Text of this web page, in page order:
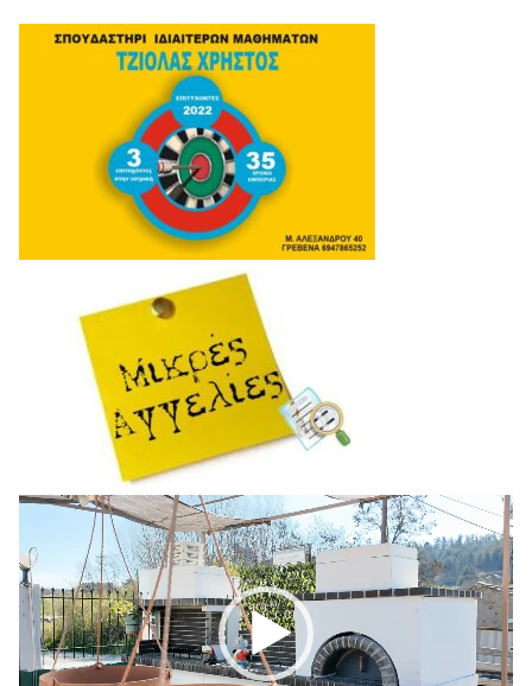
Πρόγραμμα
Αναπαραγωγής
Βίντεο